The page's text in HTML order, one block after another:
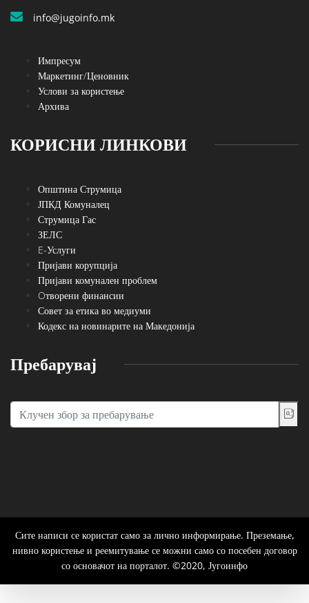
info@jugoinfo.mk
Импресум
Маркетинг/Ценовник
Услови за користење
Архива
КОРИСНИ ЛИНКОВИ
Општина Струмица
ЈПКД Комуналец
Струмица Гас
ЗЕЛС
E-Услуги
Пријави корупција
Пријави комунален проблем
Oтворени финансии
Совет за етика во медиуми
Кодекс на новинарите на Македонија
Пребарувај
Сите написи се користат само за лично информирање. Преземање,
нивно користење и реемитување се можни само со посебен договор
со основачот на порталот. ©2020, Југоинфо